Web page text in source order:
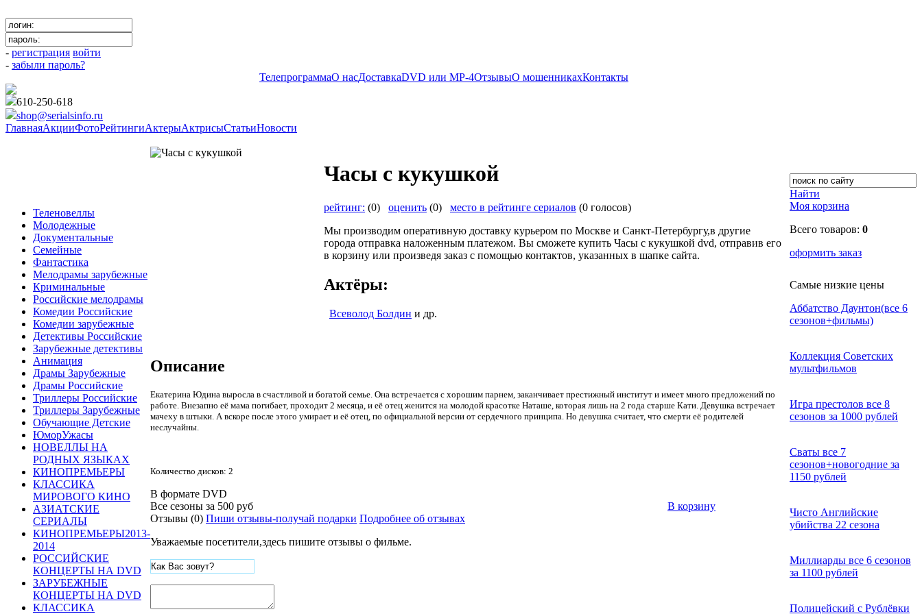
- регистрация войти
- забыли пароль?
ТелепрограммаО насДоставкаDVD или MP-4ОтзывыО мошенникахКонтакты
610-250-618
shop@serialsinfo.ru
ГлавнаяАкцииФотоРейтингиАктерыАктрисыСтатьиНовости
Теленовеллы
Молодежные
Документальные
Семейные
Фантастика
Мелодрамы зарубежные
Криминальные
Российские мелодрамы
Комедии Российские
Комедии зарубежные
Детективы Российские
Зарубежные детективы
Анимация
Драмы Зарубежные
Драмы Российские
Триллеры Российские
Триллеры Зарубежные
Обучающие Детские
ЮморУжасы
НОВЕЛЛЫ НА
РОДНЫХ ЯЗЫКАХ
КИНОПРЕМЬЕРЫ
КЛАССИКА
МИРОВОГО КИНО
АЗИАТСКИЕ
СЕРИАЛЫ
КИНОПРЕМЬЕРЫ2013-
2014
РОССИЙСКИЕ
КОНЦЕРТЫ НА DVD
ЗАРУБЕЖНЫЕ
КОНЦЕРТЫ НА DVD
КЛАССИКА
Часы с кукушкой
рейтинг: (0) оценить (0) место в рейтинге сериалов (0 голосов)
Мы производим оперативную доставку курьером по Москве и Санкт-Петербургу,в другие
города отправка наложенным платежом. Вы сможете купить Часы с кукушкой dvd, отправив его
в корзину или произведя заказ с помощью контактов, указанных в шапке сайта.
Актёры:
Всеволод Болдин и др.
Описание
Екатерина Юдина выросла в счастливой и богатой семье. Она встречается с хорошим парнем, заканчивает престижный институт и имеет много предложений по
работе. Внезапно её мама погибает, проходит 2 месяца, и её отец женится на молодой красотке Наташе, которая лишь на 2 года старше Кати. Девушка встречает
мачеху в штыки. А вскоре после этого умирает и её отец, по официальной версии от сердечного принципа. Но девушка считает, что смерти её родителей
неслучайны.
Количество дисков: 2
В формате DVD
Все сезоны за 500 руб
В корзину
Отзывы (0) Пиши отзывы-получай подарки Подробнее об отзывах
Уважаемые посетители,здесь пишите отзывы о фильме.
Найти
Моя корзина
Всего товаров: 0
оформить заказ
Самые низкие цены
Аббатство Даунтон(все 6
сезонов+фильмы)
Коллекция Советских
мультфильмов
Игра престолов все 8
сезонов за 1000 рублей
Сваты все 7
сезонов+новогодние за
1150 рублей
Чисто Английские
убийства 22 сезона
Миллиарды все 6 сезонов
за 1100 рублей
Полицейский с Рублёвки